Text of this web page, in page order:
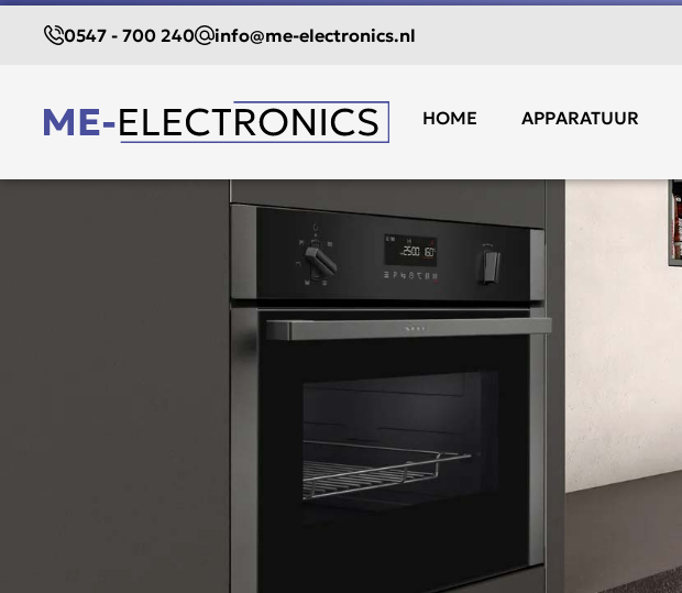
0547 - 700 240 info@me-electronics.nl
HOME APPARATUUR